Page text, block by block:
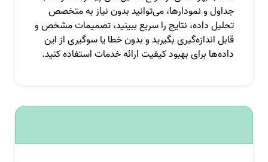
جداول و نمودارها، می‌توانید بدون نیاز به متخصص
تحلیل داده، نتایج را سریع ببینید، تصمیمات مشخص و
قابل اندازه‌گیری بگیرید و بدون خطا یا سوگیری از این
داده‌ها برای بهبود کیفیت ارائه خدمات استفاده کنید.